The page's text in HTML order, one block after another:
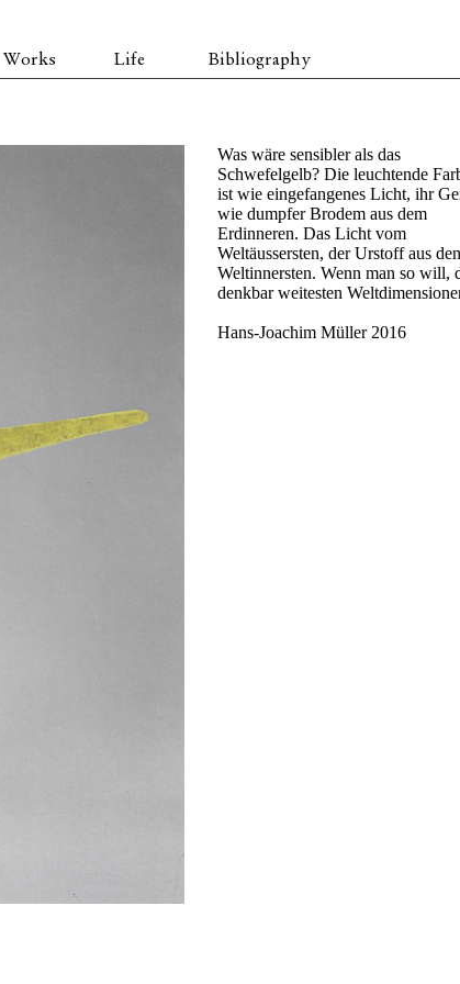
Works Life Bibliography
Was wäre sensibler als das
Schwefelgelb? Die leuchtende
ist wie eingefangenes Licht, ihr
wie dumpfer Brodem aus dem
Erdinneren. Das Licht vom
Weltäussersten, der Urstoff aus
Weltinnersten. Wenn man so will,
denkbar weitesten
Hans-Joachim Müller 2016